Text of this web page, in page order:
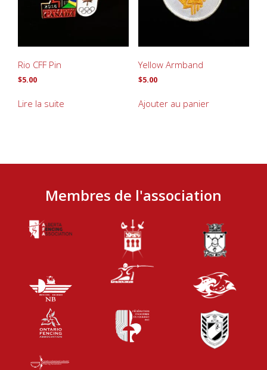
Rio CFF Pin
$5.00
Lire la suite
Yellow Armband
$5.00
Ajouter au panier
Membres de l'association